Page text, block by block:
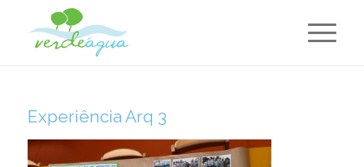
Experiência Arq 3